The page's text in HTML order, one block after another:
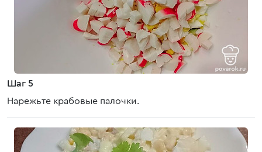
Шаг 5
Нарежьте крабовые палочки.